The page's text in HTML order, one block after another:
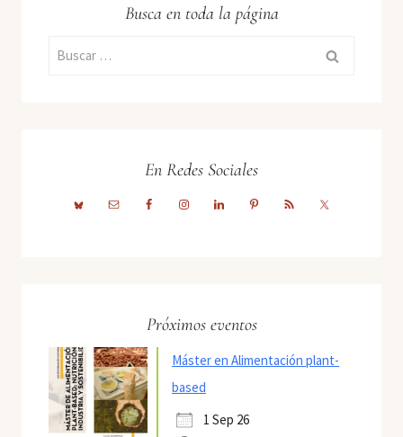
Busca en toda la página
Buscar:
En Redes Sociales
Próximos eventos
Máster en Alimentación plant-
based
1 Sep 26